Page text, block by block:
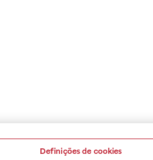
Definições de cookies